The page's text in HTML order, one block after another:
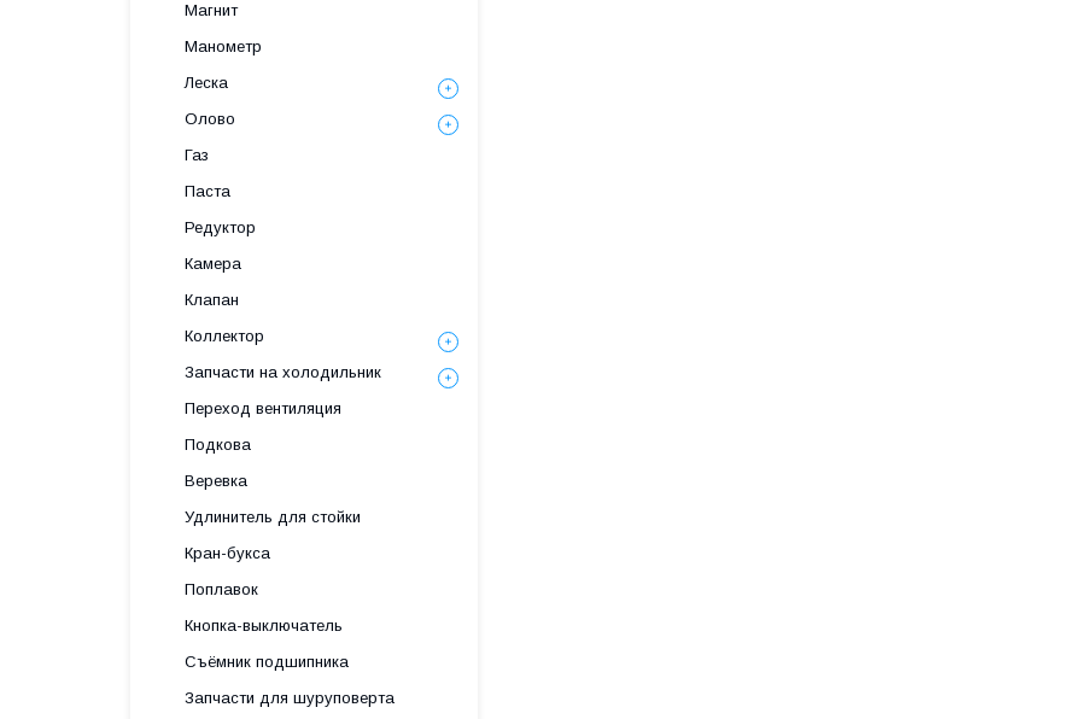
Магнит
Манометр
Леска
Олово
Газ
Паста
Редуктор
Камера
Клапан
Коллектор
Запчасти на холодильник
Переход вентиляция
Подкова
Веревка
Удлинитель для стойки
Кран-букса
Поплавок
Кнопка-выключатель
Съёмник подшипника
Запчасти для шуруповерта